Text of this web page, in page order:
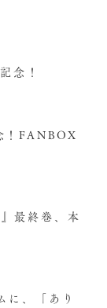
念！
！FANBOX
最終巻、本
、「あり